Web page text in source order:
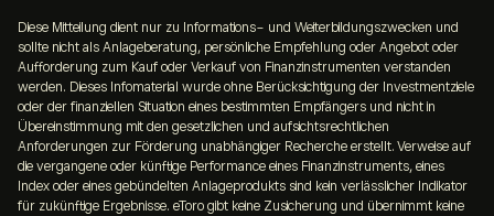
Diese Mitteilung dient nur zu Informations- und Weiterbildungszwecken und
sollte nicht als Anlageberatung, persönliche Empfehlung oder Angebot oder
Aufforderung zum Kauf oder Verkauf von Finanzinstrumenten verstanden
werden. Dieses Infomaterial wurde ohne Berücksichtigung der Investmentziele
oder der finanziellen Situation eines bestimmten Empfängers und nicht in
Übereinstimmung mit den gesetzlichen und aufsichtsrechtlichen
Anforderungen zur Förderung unabhängiger Recherche erstellt. Verweise auf
die vergangene oder künftige Performance eines Finanzinstruments, eines
Index oder eines gebündelten Anlageprodukts sind kein verlässlicher Indikator
für zukünftige Ergebnisse. eToro gibt keine Zusicherung und übernimmt keine